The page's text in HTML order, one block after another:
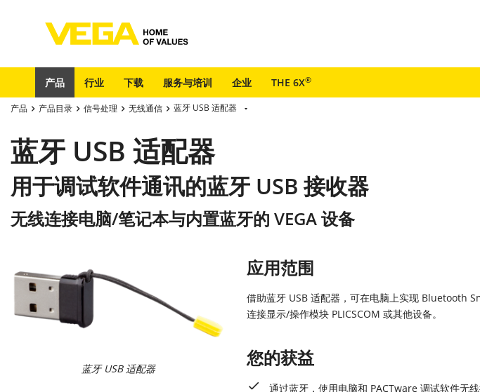
产品 行业 下载 服务与培训 企业 THE 6X®
产品 产品目录 信号处理 无线通信 蓝牙 USB 适配器
蓝牙 USB 适配器
用于调试软件通讯的蓝牙 USB 接收器
无线连接电脑/笔记本与内置蓝牙的 VEGA 设备
蓝牙 USB 适配器
应用范围
借助蓝牙 USB 适配器，可在电脑上实现 Bluetooth
连接显示/操作模块 PLICSCOM 或其他设备。
您的获益
通过蓝牙，使用电脑和 PACTware 调试软件无